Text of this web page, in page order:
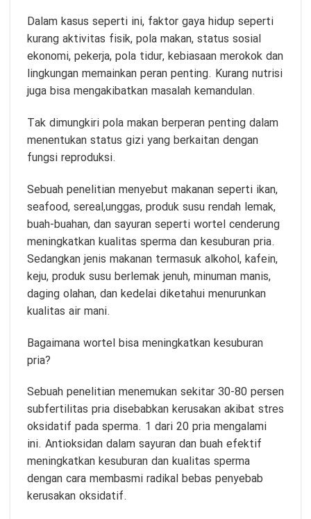
Dalam kasus seperti ini, faktor gaya hidup seperti
kurang aktivitas fisik, pola makan, status sosial
ekonomi, pekerja, pola tidur, kebiasaan merokok dan
lingkungan memainkan peran penting. Kurang nutrisi
juga bisa mengakibatkan masalah kemandulan.
Tak dimungkiri pola makan berperan penting dalam
menentukan status gizi yang berkaitan dengan
fungsi reproduksi.
Sebuah penelitian menyebut makanan seperti ikan,
seafood, sereal,unggas, produk susu rendah lemak,
buah-buahan, dan sayuran seperti wortel cenderung
meningkatkan kualitas sperma dan kesuburan pria.
Sedangkan jenis makanan termasuk alkohol, kafein,
keju, produk susu berlemak jenuh, minuman manis,
daging olahan, dan kedelai diketahui menurunkan
kualitas air mani.
Bagaimana wortel bisa meningkatkan kesuburan
pria?
Sebuah penelitian menemukan sekitar 30-80 persen
subfertilitas pria disebabkan kerusakan akibat stres
oksidatif pada sperma. 1 dari 20 pria mengalami
ini. Antioksidan dalam sayuran dan buah efektif
meningkatkan kesuburan dan kualitas sperma
dengan cara membasmi radikal bebas penyebab
kerusakan oksidatif.